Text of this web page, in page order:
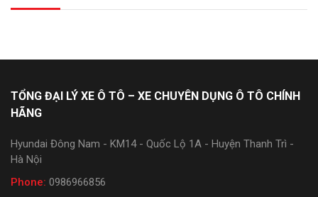
TỔNG ĐẠI LÝ XE Ô TÔ – XE CHUYÊN DỤNG Ô TÔ CHÍNH
HÃNG
Hyundai Đông Nam - KM14 - Quốc Lộ 1A - Huyện Thanh Trì -
Hà Nội
Phone: 0986966856